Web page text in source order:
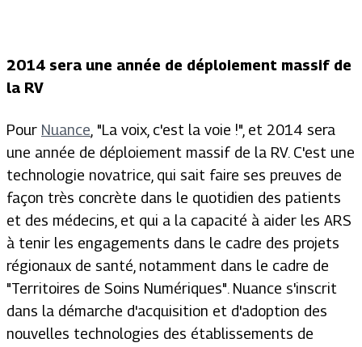
2014 sera une année de déploiement massif de
la RV
Pour Nuance "La voix, c'est la voie !", et 2014 sera
une année de déploiement massif de la RV. C'est une
technologie novatrice, qui sait faire ses preuves de
façon très concrète dans le quotidien des patients
et des médecins, et qui a la capacité à aider les ARS
à tenir les engagements dans le cadre des projets
régionaux de santé, notamment dans le cadre de
"Territoires de Soins Numériques". Nuance s'inscrit
dans la démarche d'acquisition et d'adoption des
nouvelles technologies des établissements de